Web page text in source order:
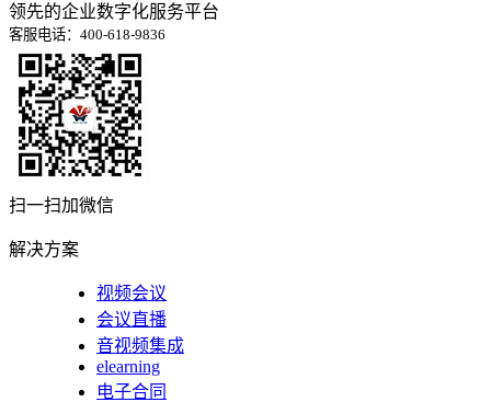
领先的企业数字化服务平台
客服电话：400-618-9836
扫一扫加微信
解决方案
视频会议
会议直播
音视频集成
elearning
电子合同